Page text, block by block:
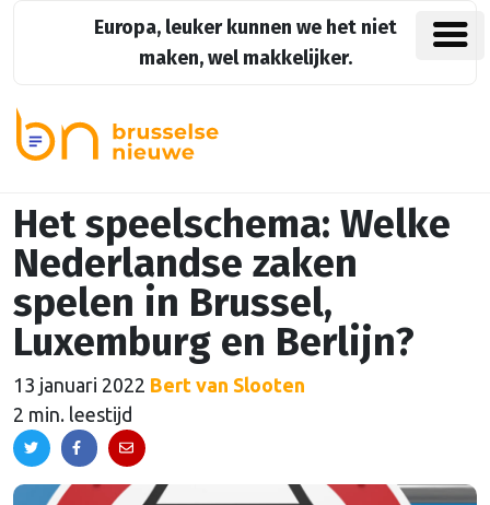
Europa, leuker kunnen we het niet
maken, wel makkelijker.
Het speelschema: Welke
Nederlandse zaken
spelen in Brussel,
Luxemburg en Berlijn?
13 januari 2022 Bert van Slooten
2 min. leestijd